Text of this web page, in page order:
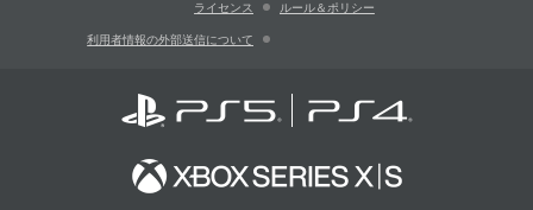
ライセンス ルール＆ポリシー
利用者情報の外部送信について